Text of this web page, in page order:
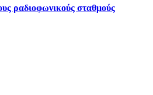
ραδιοφωνικούς σταθμούς